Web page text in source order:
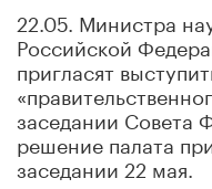
22.05. Министра
Российской
пригласят
заседании Совета
решение палата
заседании 22 мая.